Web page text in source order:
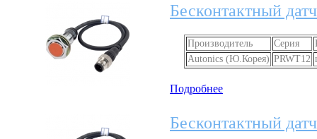
Бесконтактный
Производитель Серия
Autonics (Ю.Корея) PRWT12
Подробнее
Бесконтактный